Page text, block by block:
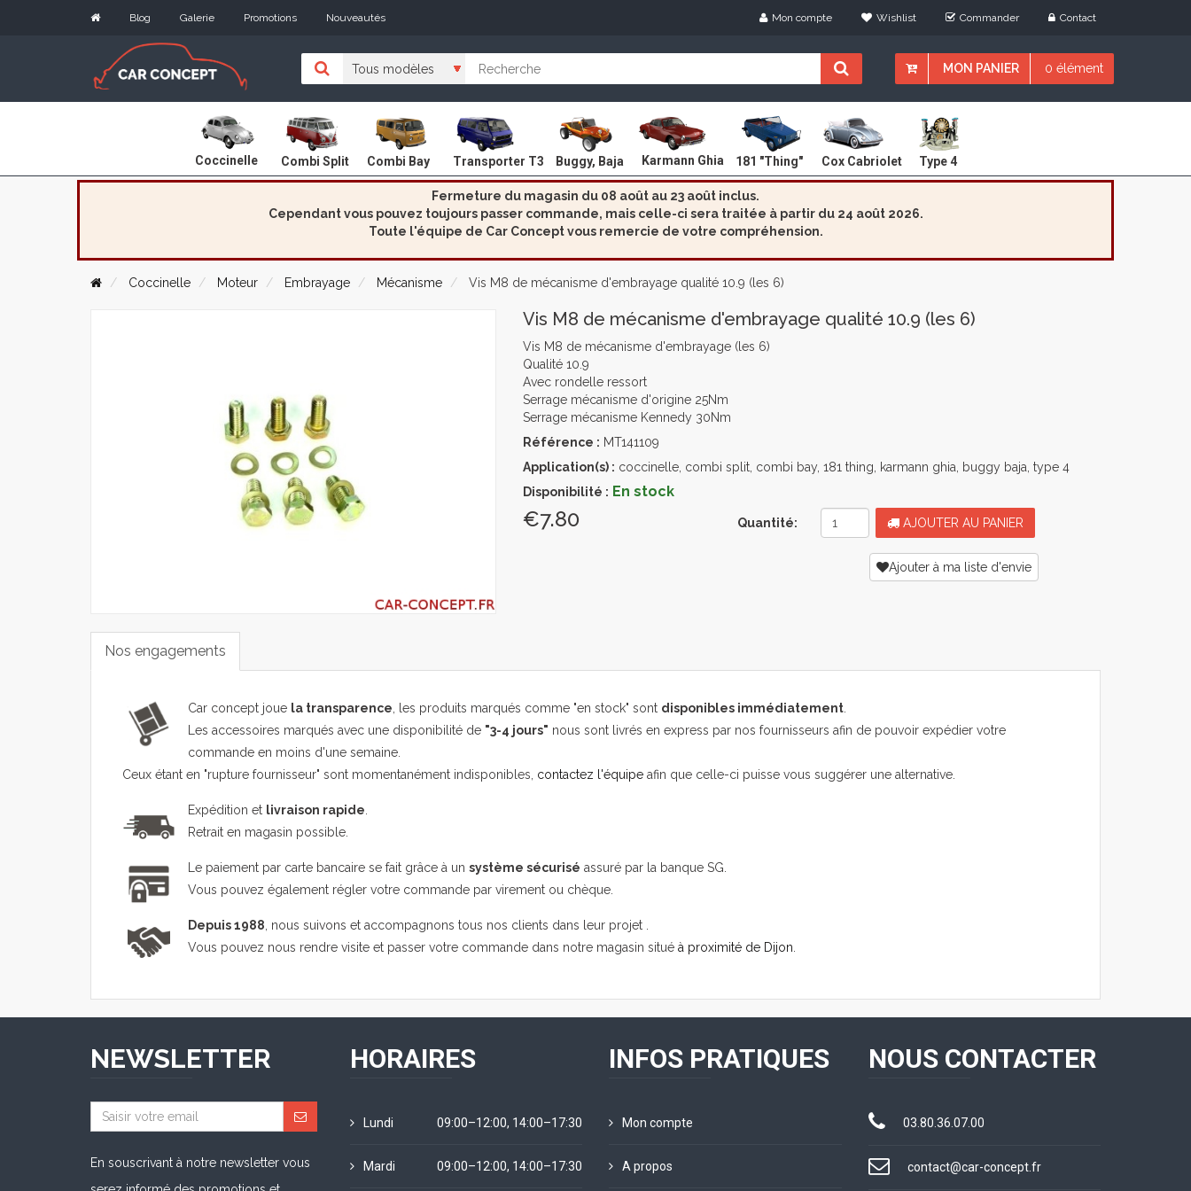
Blog Galerie Promotions Nouveautés Mon compte Wishlist Commander Contact
MON PANIER 0 élément
Coccinelle Combi Split Combi Bay Transporter T3 Buggy, Baja Karmann Ghia 181 "Thing" Cox Cabriolet Type 4
Fermeture du magasin du 08 août au 23 août inclus.
Cependant vous pouvez toujours passer commande, mais celle-ci sera traitée à partir du 24 août 2026.
Toute l'équipe de Car Concept vous remercie de votre compréhension.
Coccinelle Moteur Embrayage Mécanisme Vis M8 de mécanisme d'embrayage qualité 10.9 (les 6)
Vis M8 de mécanisme d'embrayage qualité 10.9 (les 6)
Vis M8 de mécanisme d'embrayage (les 6)
Qualité 10.9
Avec rondelle ressort
Serrage mécanisme d'origine 25Nm
Serrage mécanisme Kennedy 30Nm
Référence : MT141109
Application(s) : coccinelle, combi split, combi bay, 181 thing, karmann ghia, buggy baja, type 4
Disponibilité : En stock
€7.80 Quantité: AJOUTER AU PANIER
Ajouter à ma liste d'envie
Nos engagements
Car concept joue la transparence, les produits marqués comme "en stock" sont disponibles immédiatement.
Les accessoires marqués avec une disponibilité de "3-4 jours" nous sont livrés en express par nos fournisseurs afin de pouvoir expédier votre
commande en moins d'une semaine.
Ceux étant en "rupture fournisseur" sont momentanément indisponibles, contactez l'équipe afin que celle-ci puisse vous suggérer une alternative.
Expédition et livraison rapide.
Retrait en magasin possible.
Le paiement par carte bancaire se fait grâce à un système sécurisé assuré par la banque SG.
Vous pouvez également régler votre commande par virement ou chèque.
Depuis 1988, nous suivons et accompagnons tous nos clients dans leur projet .
Vous pouvez nous rendre visite et passer votre commande dans notre magasin situé à proximité de Dijon.
NEWSLETTER
En souscrivant à notre newsletter vous
HORAIRES
Lundi 09:00–12:00, 14:00–17:30
Mardi 09:00–12:00, 14:00–17:30
INFOS PRATIQUES
Mon compte
A propos
NOUS CONTACTER
03.80.36.07.00
contact@car-concept.fr